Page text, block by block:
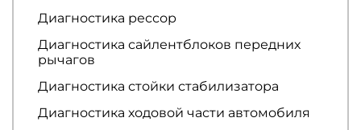
Диагностика рессор
Диагностика сайлентблоков передних
рычагов
Диагностика стойки стабилизатора
Диагностика ходовой части автомобиля